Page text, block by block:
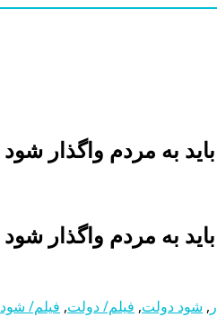
به مردم واگذار شود
به مردم واگذار شود
, شود دولت, فیلم/ دولت, فیلم/ شود